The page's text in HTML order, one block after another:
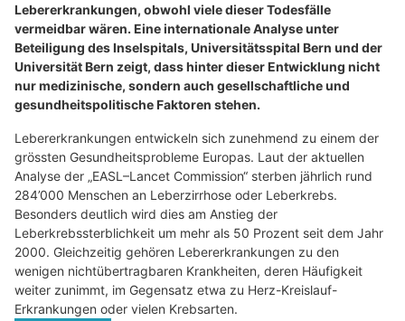
Lebererkrankungen, obwohl viele dieser Todesfälle
vermeidbar wären. Eine internationale Analyse unter
Beteiligung des Inselspitals, Universitätsspital Bern und der
Universität Bern zeigt, dass hinter dieser Entwicklung nicht
nur medizinische, sondern auch gesellschaftliche und
gesundheitspolitische Faktoren stehen.
Lebererkrankungen entwickeln sich zunehmend zu einem der
grössten Gesundheitsprobleme Europas. Laut der aktuellen
Analyse der „EASL–Lancet Commission“ sterben jährlich rund
284’000 Menschen an Leberzirrhose oder Leberkrebs.
Besonders deutlich wird dies am Anstieg der
Leberkrebssterblichkeit um mehr als 50 Prozent seit dem Jahr
2000. Gleichzeitig gehören Lebererkrankungen zu den
wenigen nichtübertragbaren Krankheiten, deren Häufigkeit
weiter zunimmt, im Gegensatz etwa zu Herz-Kreislauf-
Erkrankungen oder vielen Krebsarten.